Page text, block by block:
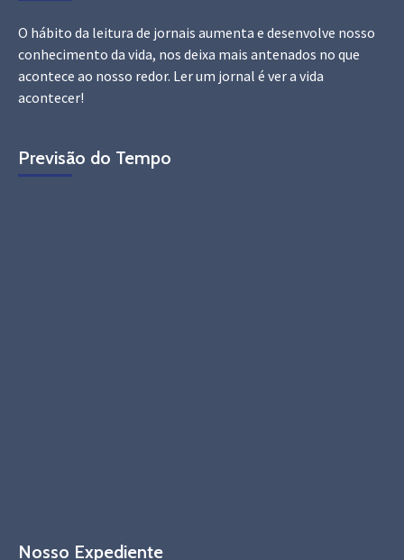
O hábito da leitura de jornais aumenta e desenvolve nosso
conhecimento da vida, nos deixa mais antenados no que
acontece ao nosso redor. Ler um jornal é ver a vida
acontecer!
Previsão do Tempo
Nosso Expediente